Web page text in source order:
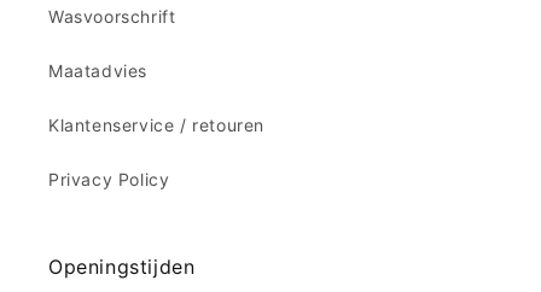
Wasvoorschrift
Maatadvies
Klantenservice / retouren
Privacy Policy
Openingstijden